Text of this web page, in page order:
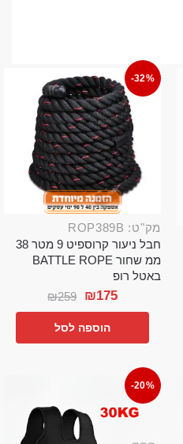
-32%
מק"ט: ROP389B
חבל ניעור קרוספיט 9 מטר 38
ממ שחור BATTLE ROPE
באטל רופ
₪259 ₪175
הוספה לסל
-20%